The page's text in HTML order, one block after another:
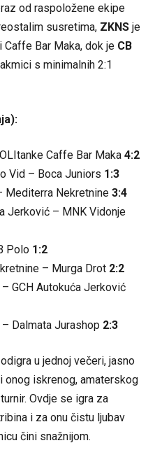
od raspoložene ekipe
susretima, ZKNS je
Bar Maka, dok je CB
s minimalnih 2:1
Caffe Bar Maka 4:2
Vid – Boca Juniors 1:3
Mediterra Nekretnine 3:4
Jerković – MNK Vidonje
Polo 1:2
– Murga Drot 2:2
GCH Autokuća Jerković
Dalmata Jurashop 2:3
u jednoj večeri, jasno
onog iskrenog, amaterskog
Ovdje se igra za
i za onu čistu ljubav
čini snažnijom.